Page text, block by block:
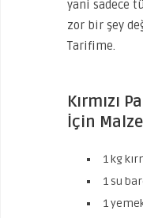
yani sadece
zor bir şey
Tarifime.
Kırmızı
İçin
1 kg
1 su
1